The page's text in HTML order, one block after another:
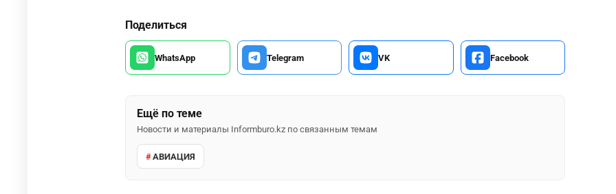
Поделиться
WhatsApp Telegram VK Facebook
Ещё по теме
Новости и материалы Informburo.kz по связанным темам
АВИАЦИЯ